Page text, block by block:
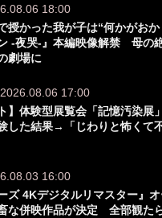
18:00
授かった我が子は“何かがお
-夜哭-』本編映像解禁 母の
劇場に
2026.08.06 17:00
】体験型展覧会「記憶汚染展
た結果→「じわりと怖くて
16:00
ズ 4Kデジタルリマスター』
畜な併映作品が決定 全部観た